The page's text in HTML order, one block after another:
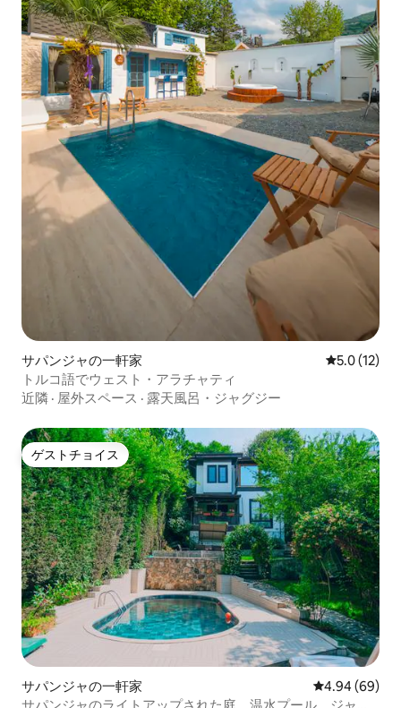
サパンジャの一軒家 レビュー12
5.0 (12)
トルコ語でウェスト・アラチャティ
近隣 · 屋外スペース · 露天風呂・ジャグジー
ゲストチョイス
ゲストチョイス
サパンジャの一軒家 レビュー69件
4.94 (69)